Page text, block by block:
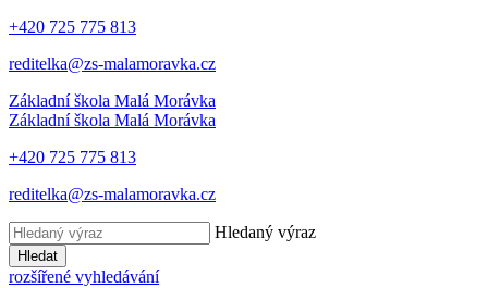
+420 725 775 813
reditelka@zs-malamoravka.cz
Základní škola Malá Morávka
Základní škola Malá Morávka
+420 725 775 813
reditelka@zs-malamoravka.cz
Hledaný výraz
Hledat
rozšířené vyhledávání